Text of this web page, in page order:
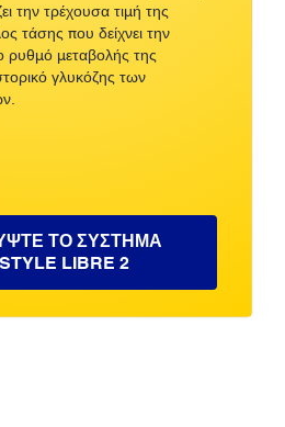
την τρέχουσα τιμή της
τάσης που δείχνει την
ρυθμό μεταβολής της
γλυκόζης των
ΤΟ ΣΥΣΤΗΜΑ
LIBRE 2